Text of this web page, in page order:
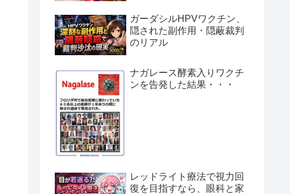
ガーダシルHPVワクチン、
隠された副作用・隠蔽裁判
のリアル
ナガレース酵素入りワクチ
ンを告発した結果・・・
レッドライト療法で視力回
復を目指すなら、眼科と家